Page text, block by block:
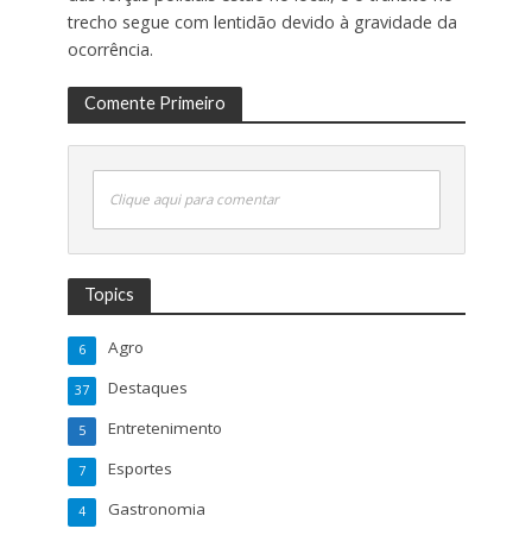
trecho segue com lentidão devido à gravidade da
ocorrência.
Comente Primeiro
Clique aqui para comentar
Topics
Agro
6
Destaques
37
Entretenimento
5
Esportes
7
Gastronomia
4